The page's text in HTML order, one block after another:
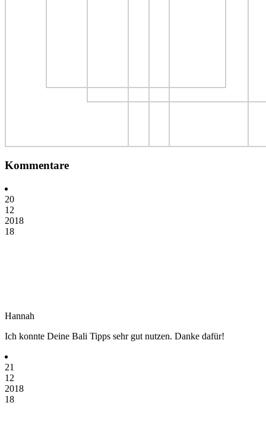
Kommentare
20
12
2018
18
Hannah
Ich konnte Deine Bali Tipps sehr gut nutzen. Danke dafür!
21
12
2018
18